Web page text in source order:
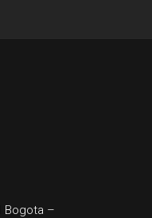
Bogota –